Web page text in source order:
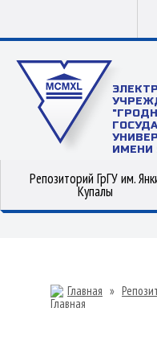
ИМЕНИ
Репозиторий ГрГУ им.
Купалы
Главная »